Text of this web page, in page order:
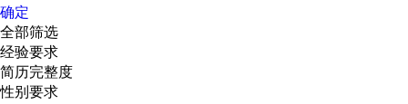
确定
全部筛选
经验要求
简历完整度
性别要求